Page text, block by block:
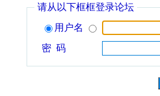
请从以下框框登录论坛
用户名
密 码